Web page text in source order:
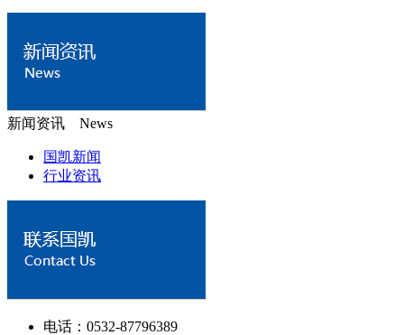
新闻资讯 News
国凯新闻
行业资讯
电话：0532-87796389